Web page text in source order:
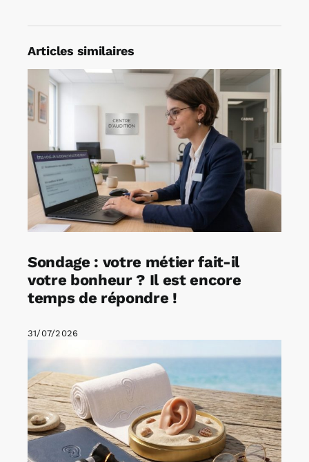
Articles similaires
Sondage : votre métier fait-il
votre bonheur ? Il est encore
temps de répondre !
31/07/2026